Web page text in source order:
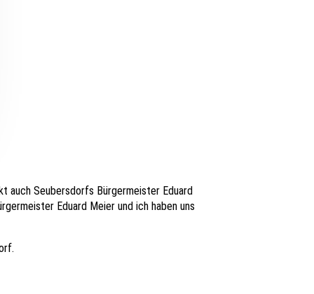
auch Seubersdorfs Bürgermeister Eduard
Eduard Meier und ich haben uns